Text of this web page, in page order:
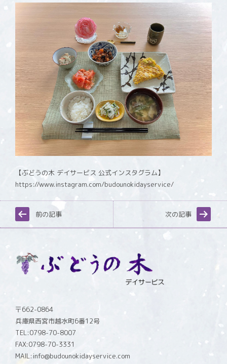
【ぶどうの木 デイサービス 公式インスタグラム】
https://www.instagram.com/budounokidayservice/
前の記事 次の記事
〒662-0864
兵庫県西宮市越水町6番12号
TEL:0798-70-8007
FAX:0798-70-3331
MAIL:info@budounokidayservice.com